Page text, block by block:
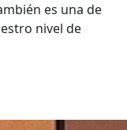
es una de
nivel de